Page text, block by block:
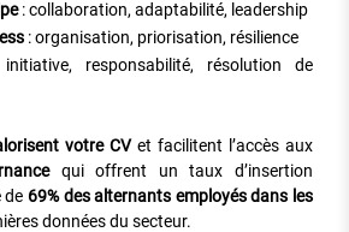
: collaboration, adaptabilité, leadership
: organisation, priorisation, résilience
responsabilité, résolution de
votre CVet facilitent l’accès aux
qui offrent un taux d’insertion
de 69% des alternants employés dans les
données du secteur.